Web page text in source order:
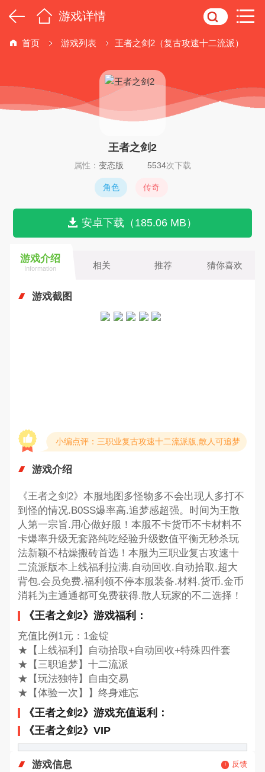
游戏详情
首页 游戏列表 王者之剑2（复古攻速十二流派）
王者之剑2
属性： 变态版 5534次下载
角色 传奇
安卓下载（185.06 MB）
游戏介绍
Information 相关 推荐 猜你喜欢
游戏截图
小编点评：三职业复古攻速十二流派版,散人可追梦
游戏介绍
《王者之剑2》本服地图多怪物多不会出现人多打不
到怪的情况.B0SS爆率高.追梦感超强。时间为王散
人第一宗旨.用心做好服！本服不卡货币不卡材料不
卡爆率升级无套路纯吃经验升级数值平衡无秒杀玩
法新颖不枯燥搬砖首选！本服为三职业复古攻速十
二流派版本上线福利拉满.自动回收.自动拾取.超大
背包.会员免费.福利领不停本服装备.材料.货币.金币
消耗为主通通都可免费获得.散人玩家的不二选择！
《王者之剑2》游戏福利：
充值比例1元：1金锭
★【上线福利】自动拾取+自动回收+特殊四件套
★【三职追梦】十二流派
★【玩法独特】自由交易
★【体验一次】】终身难忘
《王者之剑2》游戏充值返利：
《王者之剑2》VIP
游戏信息 反馈